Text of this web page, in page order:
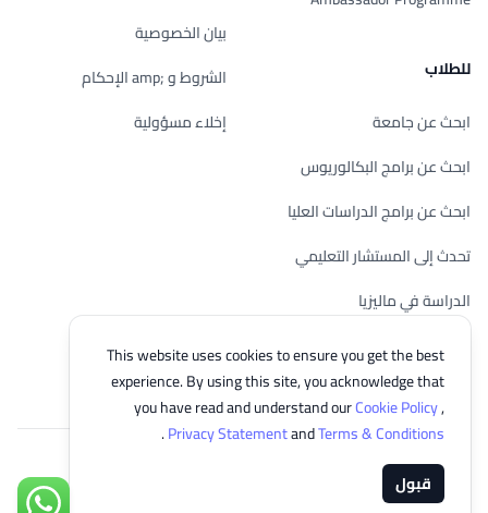
This website uses cookies to ensure you get the best
experience. By using this site, you acknowledge that
you have read and understand ourCookie Policy,
Privacy StatementandTerms & Conditions
.
قبول
للطلاب
ابحث عن جامعة
ابحث عن برامج البكالوريوس
ابحث عن برامج الدراسات العليا
تحدث إلى المستشار التعليمي
الدراسة في ماليزيا
تحقق من أهليتك
بيان الخصوصية
الشروط و ;amp الإحكام
إخلاء مسؤولية
© 2026 EasyUni Sdn Bhd, company registration number 200801016907
(818200-P). All rights reserved.